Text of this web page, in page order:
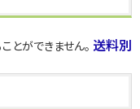
とができません。 送料別